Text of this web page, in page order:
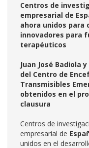
Centros de
empresarial de
ahora unidos para
innovadores para
terapéuticos
Juan José Badiola
del Centro de
Transmisibles
obtenidos en el
clausura
Centros de
empresarial de
unidos en el